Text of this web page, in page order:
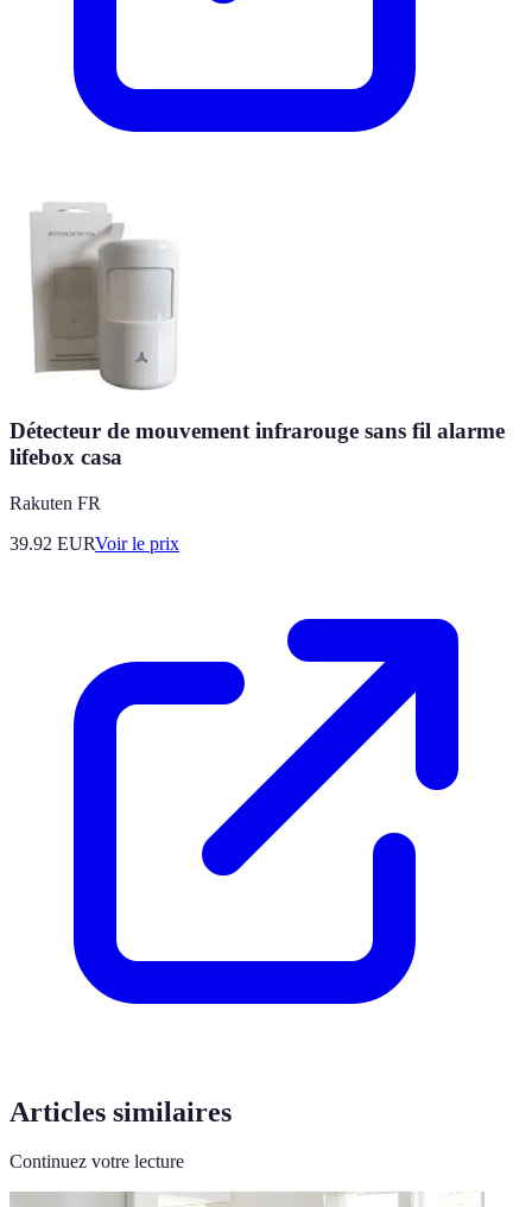
Détecteur de mouvement infrarouge sans fil alarme
lifebox casa
Rakuten FR
39.92 EURVoir le prix
Articles similaires
Continuez votre lecture